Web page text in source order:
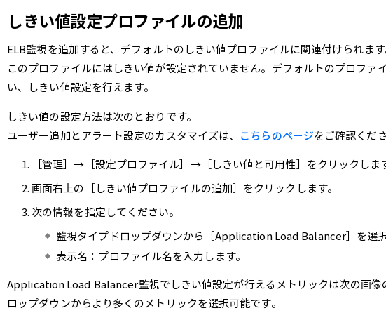
しきい値設定プロファイルの追加
ELB監視を追加すると、デフォルトのしきい値プロファイルに関連付けられます
このプロファイルにはしきい値が設定されていません。デフォルトのプロファ
い、しきい値設定を行えます。
しきい値の設定方法は次のとおりです。
ユーザー追加とアラート設定のカスタマイズは、 こちらのページをご確認くだ
［管理］→［設定プロファイル］→［しきい値と可用性］をクリックしま
画面右上の［しきい値プロファイルの追加］をクリックします。
次の情報を指定してください。
監視タイプドロップダウンから［Application Load Balancer］を選択
表示名：プロファイル名を入力します。
Application Load Balancer監視でしきい値設定が行えるメトリックは次の画像
ロップダウンからより多くのメトリックを選択可能です。